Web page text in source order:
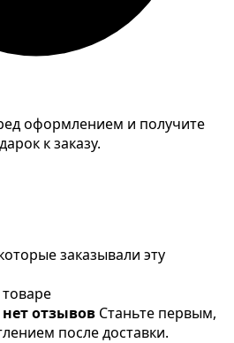
оформлением и получите
к заказу.
заказывали эту
нет отзывов Станьте первым,
после доставки.